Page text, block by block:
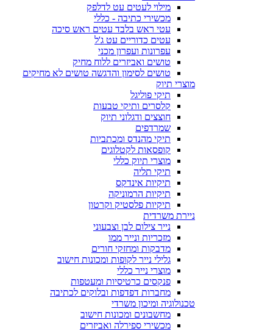
מילוי לעטים עט לדלפק
מכשירי כתיבה - כללי
עטי ראש בלבד עטים ראש סיכה
עטים כדוריים עט ג'ל
עפרונות ועפרון מכני
טושים ואביזרים ללוח מחיק
טושים לסימון והדגשה טושים לא מחיקים
מוצרי תיוק
תיקי פוליגל
קלסרים ותיקי טבעות
חוצצים ודגלוני תיוק
שמרדפים
תיקי מהנדס ומכתביות
קופסאות לקטלוגים
מוצרי תיוק כללי
תיקי תליה
תיקיות אינדקס
תיקיות הרמוניקה
תיקיות פלסטיק וקרטון
ניירת משרדית
נייר צילום לבן וצבעוני
מזכריות ונייר ממו
מדבקות ומחזקי חורים
גלילי נייר לקופות ומכונות חישוב
מוצרי נייר כללי
פנקסים כרטיסיות ומעטפות
מחברות דפדפות ובלוקים לכתיבה
טכנולוגיה ומיכון משרדי
מחשבונים ומכונות חישוב
מכשירי ספירלה ואביזרים